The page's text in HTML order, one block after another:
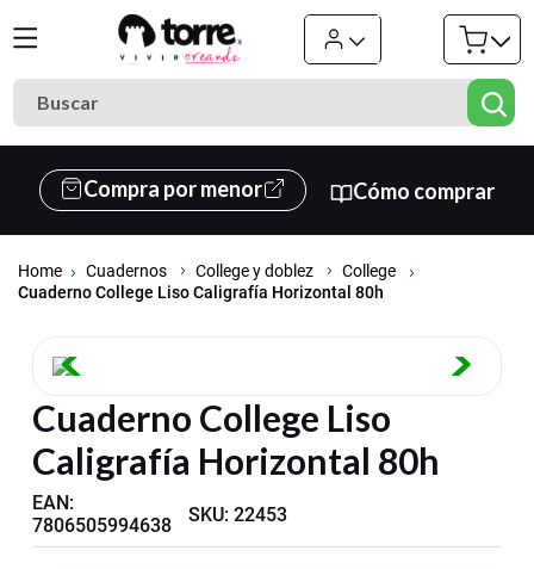
Buscar
Compra por menor Cómo comprar
Cuadernos College y doblez
College
Cuaderno College Liso Caligrafía Horizontal 80h
Cuaderno College Liso
Caligrafía Horizontal 80h
EAN:
7806505994638
SKU:22453
Términos más buscados
1. cuaderno
3. goma eva
5.
6. estuche
7. cartulina
8.
9 carpetas